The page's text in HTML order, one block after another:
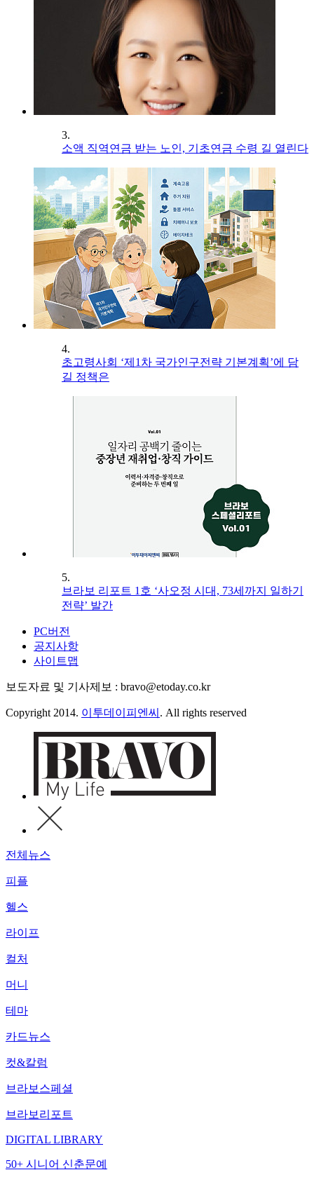
3.
소액 직역연금 받는 노인, 기초연금 수령 길 열린다
4.
초고령사회 ‘제1차 국가인구전략 기본계획’에 담
길 정책은
5.
브라보 리포트 1호 ‘사오정 시대, 73세까지 일하기
전략’ 발간
PC버전
공지사항
사이트맵
보도자료 및 기사제보 : bravo@etoday.co.kr
Copyright 2014. 이투데이피엔씨 . All rights reserved
전체뉴스
피플
헬스
라이프
컬처
머니
테마
카드뉴스
컷&칼럼
브라보스페셜
브라보리포트
DIGITAL LIBRARY
50+ 시니어 신춘문예